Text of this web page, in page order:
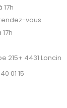
17h
vous
215+ 4431 Loncin
01 15